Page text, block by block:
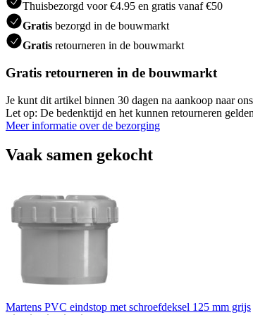
Thuisbezorgd voor €4.95 en gratis vanaf €50
Gratis bezorgd in de bouwmarkt
Gratis retourneren in de bouwmarkt
Gratis retourneren in de bouwmarkt
Je kunt dit artikel binnen 30 dagen na aankoop naar
Let op: De bedenktijd en het kunnen retourneren
Meer informatie over de bezorging
Vaak samen gekocht
Martens PVC eindstop met schroefdeksel 125 mm grijs